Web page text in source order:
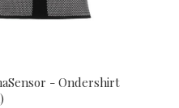
- Ondershirt